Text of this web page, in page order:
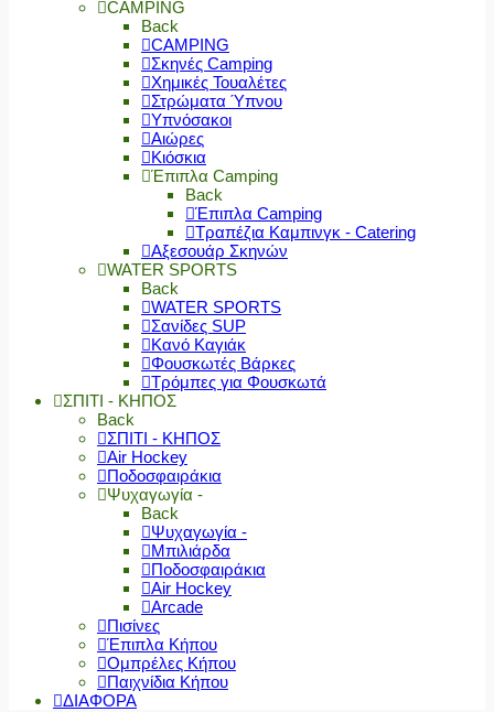
CAMPING
Back
CAMPING
Σκηνές Camping
Χημικές Τουαλέτες
Στρώματα Ύπνου
Υπνόσακοι
Αιώρες
Κιόσκια
Έπιπλα Camping
Back
Έπιπλα Camping
Τραπέζια Καμπινγκ - Catering
Αξεσουάρ Σκηνών
WATER SPORTS
Back
WATER SPORTS
Σανίδες SUP
Κανό Καγιάκ
Φουσκωτές Βάρκες
Τρόμπες για Φουσκωτά
ΣΠΙΤΙ - ΚΗΠΟΣ
Back
ΣΠΙΤΙ - ΚΗΠΟΣ
Air Hockey
Ποδοσφαιράκια
Ψυχαγωγία -
Back
Ψυχαγωγία -
Μπιλιάρδα
Ποδοσφαιράκια
Air Hockey
Arcade
Πισίνες
Έπιπλα Κήπου
Ομπρέλες Κήπου
Παιχνίδια Κήπου
ΔΙΑΦΟΡΑ